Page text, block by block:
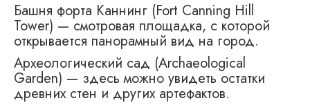
Башня форта Каннинг (Fort Canning Hill
Tower) — смотровая площадка, с которой
открывается панорамный вид на город.
Археологический сад (Archaeological
Garden) — здесь можно увидеть остатки
древних стен и других артефактов.